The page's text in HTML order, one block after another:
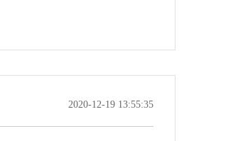
2020-12-19 13:55:35